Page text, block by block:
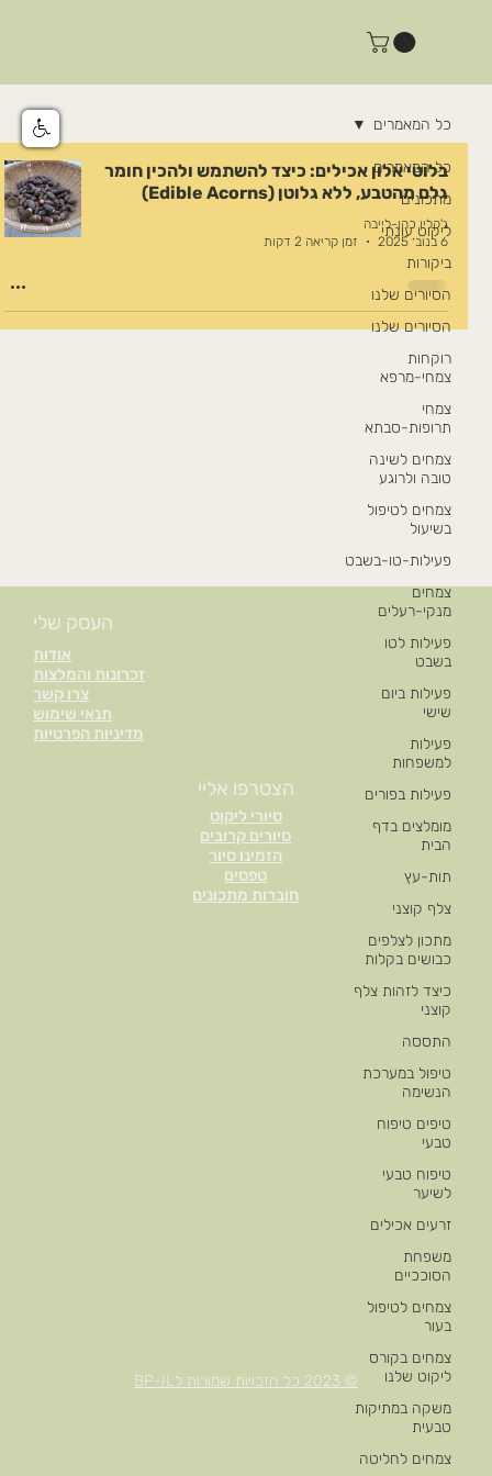
כל המאמרים
מתכונים
ליקוט עונתי
ביקורות
הסיורים שלנו
הסיורים שלנו
רוקחות
צמחי-מרפא
צמחי
תרופות-סבתא
צמחים לשינה
טובה ולרוגע
צמחים לטיפול
בשיעול
פעילות-טו-בשבט
צמחים
מנקי-רעלים
פעילות לטו
בשבט
פעילות ביום
שישי
פעילות
למשפחות
פעילות בפורים
מומלצים בדף
הבית
תות-עץ
צלף קוצני
מתכון לצלפים
כבושים בקלות
כיצד לזהות צלף
קוצני
התססה
טיפול במערכת
הנשימה
טיפים טיפוח
טבעי
טיפוח טבעי
לשיער
זרעים אכילים
משפחת
הסוככיים
צמחים לטיפול
בעור
צמחים בקורס
ליקוט שלנו
משקה במתיקות
טבעית
צמחים לחליטה
כל המאמרים
בלוטי אלון אכילים: כיצד להשתמש ולהכין חומר
גלם מהטבע, ללא גלוטן (Edible Acorns)
ג'קלין כהן-לייבה
6 בנוב׳ 2025
זמן קריאה 2 דקות
אודות
זכרונות והמלצות
צרו קשר
תנאי שימוש
מדיניות הפרטיות
העסק שלי
סיורי ליקוט
סיורים קרובים
הזמינו סיור
טפסים
חוברות מתכונים
הצטרפו אליי
© 2023 כל הזכויות שמורות לBP-IL